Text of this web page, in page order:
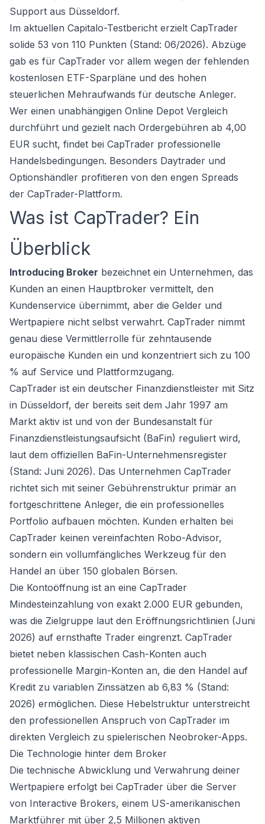
Support aus Düsseldorf.
Im aktuellen Capitalo-Testbericht erzielt CapTrader
solide 53 von 110 Punkten (Stand: 06/2026). Abzüge
gab es für CapTrader vor allem wegen der fehlenden
kostenlosen ETF-Sparpläne und des hohen
steuerlichen Mehraufwands für deutsche Anleger.
Wer einen unabhängigen Online Depot Vergleich
durchführt und gezielt nach Ordergebühren ab 4,00
EUR sucht, findet bei CapTrader professionelle
Handelsbedingungen. Besonders Daytrader und
Optionshändler profitieren von den engen Spreads
der CapTrader-Plattform.
Was ist CapTrader? Ein
Überblick
Introducing Broker bezeichnet ein Unternehmen, das
Kunden an einen Hauptbroker vermittelt, den
Kundenservice übernimmt, aber die Gelder und
Wertpapiere nicht selbst verwahrt. CapTrader nimmt
genau diese Vermittlerrolle für zehntausende
europäische Kunden ein und konzentriert sich zu 100
% auf Service und Plattformzugang.
CapTrader ist ein deutscher Finanzdienstleister mit Sitz
in Düsseldorf, der bereits seit dem Jahr 1997 am
Markt aktiv ist und von der Bundesanstalt für
Finanzdienstleistungsaufsicht (BaFin) reguliert wird,
laut dem offiziellen BaFin-Unternehmensregister
(Stand: Juni 2026). Das Unternehmen CapTrader
richtet sich mit seiner Gebührenstruktur primär an
fortgeschrittene Anleger, die ein professionelles
Portfolio aufbauen möchten. Kunden erhalten bei
CapTrader keinen vereinfachten Robo-Advisor,
sondern ein vollumfängliches Werkzeug für den
Handel an über 150 globalen Börsen.
Die Kontoöffnung ist an eine CapTrader
Mindesteinzahlung von exakt 2.000 EUR gebunden,
was die Zielgruppe laut den Eröffnungsrichtlinien (Juni
2026) auf ernsthafte Trader eingrenzt. CapTrader
bietet neben klassischen Cash-Konten auch
professionelle Margin-Konten an, die den Handel auf
Kredit zu variablen Zinssätzen ab 6,83 % (Stand:
2026) ermöglichen. Diese Hebelstruktur unterstreicht
den professionellen Anspruch von CapTrader im
direkten Vergleich zu spielerischen Neobroker-Apps.
Die Technologie hinter dem Broker
Die technische Abwicklung und Verwahrung deiner
Wertpapiere erfolgt bei CapTrader über die Server
von Interactive Brokers, einem US-amerikanischen
Marktführer mit über 2,5 Millionen aktiven